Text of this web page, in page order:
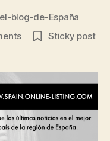
blog-de-España
on
noticias
en
España
sobre
el
Sticky post